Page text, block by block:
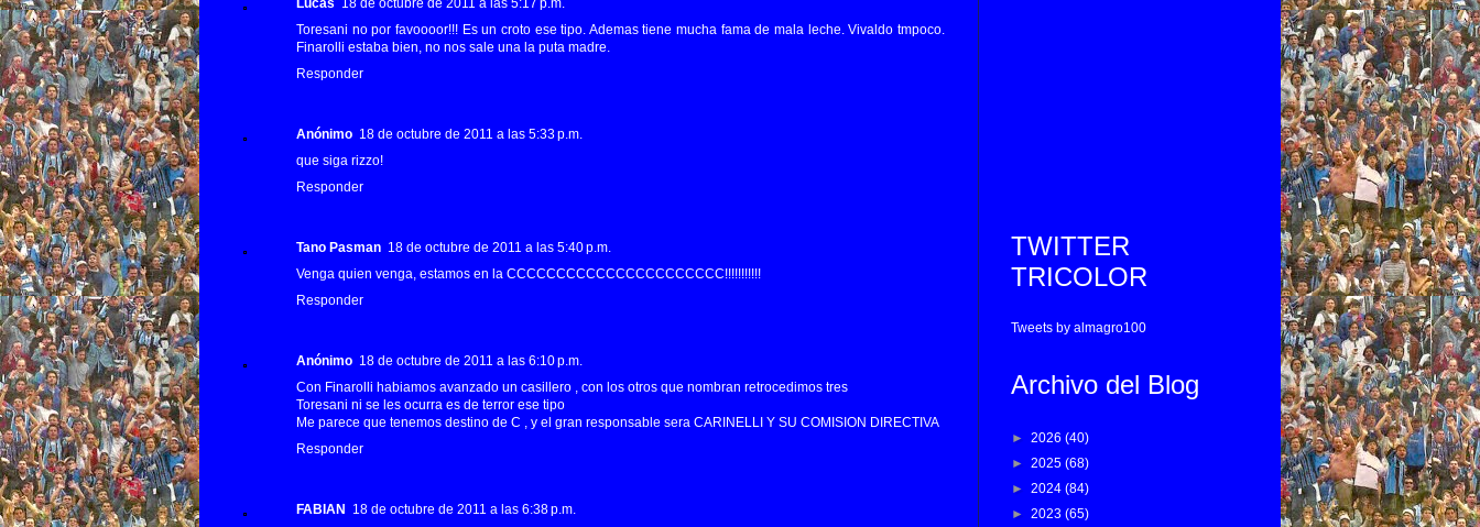
Lucas 18 de octubre de 2011 a las 5:17 p.m.
Toresani no por favoooor!!! Es un croto ese tipo. Ademas tiene mucha fama de mala leche. Vivaldo tmpoco.
Finarolli estaba bien, no nos sale una la puta madre.
Responder
Anónimo 18 de octubre de 2011 a las 5:33 p.m.
que siga rizzo!
Responder
Tano Pasman 18 de octubre de 2011 a las 5:40 p.m.
Venga quien venga, estamos en la CCCCCCCCCCCCCCCCCCCCCC!!!!!!!!!!!
Responder
Anónimo 18 de octubre de 2011 a las 6:10 p.m.
Con Finarolli habiamos avanzado un casillero , con los otros que nombran retrocedimos tres
Toresani ni se les ocurra es de terror ese tipo
Me parece que tenemos destino de C , y el gran responsable sera CARINELLI Y SU COMISION DIRECTIVA
Responder
FABIAN
18 de octubre de 2011 a las 6:38 p.m.
TWITTER
TRICOLOR
Tweets by almagro100
Archivo del Blog
► 2026 (40)
► 2025 (68)
► 2024 (84)
► 2023 (65)